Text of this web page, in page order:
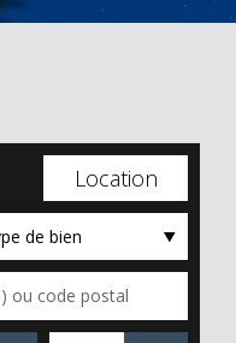
Location
de bien